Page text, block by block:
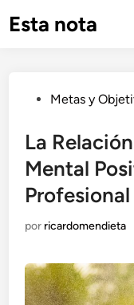
Esta nota
Publicado
Metas y
La
Mental
Profesional
por ricardomendieta